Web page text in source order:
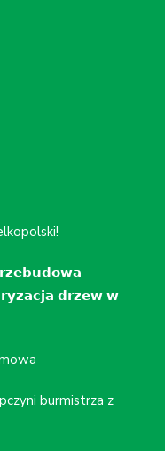
𝗱𝗿𝘇𝗲𝘄 𝘄
burmistrza z